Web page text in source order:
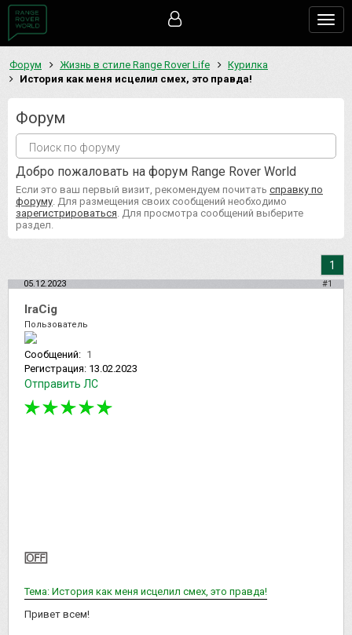
Форум Жизнь в стиле Range Rover Life
Курилка
История как меня исцелил смех, это правда!
Форум
Добро пожаловать на форум Range Rover World
Если это ваш первый визит, рекомендуем почитать справку по
форуму . Для размещения своих сообщений необходимо
зарегистрироваться . Для просмотра сообщений выберите
раздел.
1
05.12.2023 #1
IraCig
Пользователь
Сообщений: 1
Регистрация: 13.02.2023
Отправить ЛС
Тема: История как меня исцелил смех, это правда!
Привет всем!